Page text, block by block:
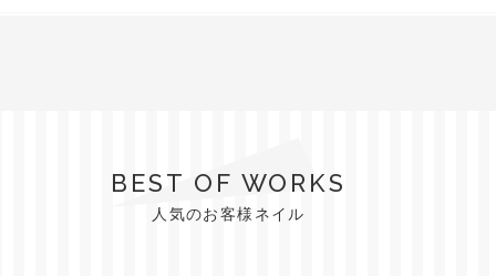
BEST OF WORKS
人気のお客様ネイル